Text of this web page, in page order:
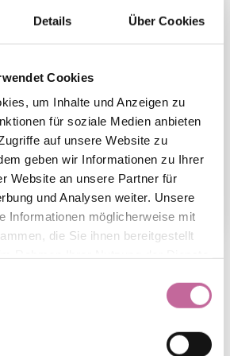
Details Über Cookies
Cookies
um Inhalte und Anzeigen zu
für soziale Medien anbieten
auf unsere Website zu
geben wir Informationen zu Ihrer
Website an unsere Partner für
und Analysen weiter. Unsere
Informationen möglicherweise mit
die Sie ihnen bereitgestellt